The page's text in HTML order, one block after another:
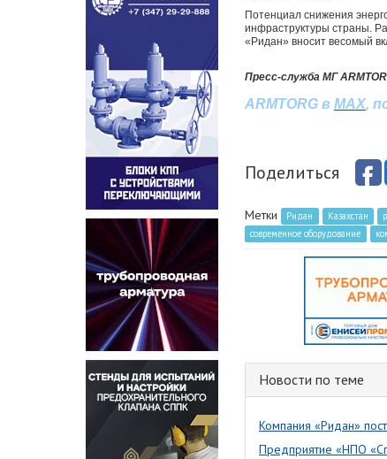
Потенциал снижения
инфраструктуры страны.
«Ридан» вносит весомый
Пресс-служба МГ
ARMTORG в MAX,
Поделиться
Метки Ридан Казахстан
современное оборудование
Новости по теме
Компания «Ридан»
Предприятие «НПО